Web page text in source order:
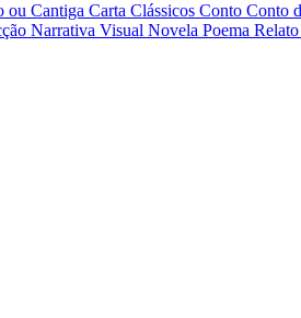
ou Cantiga Carta Clássicos Conto Conto
Narrativa Visual Novela Poema Relato